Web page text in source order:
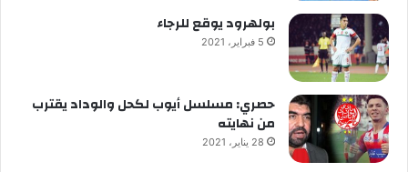
بولهرود يوقع للرجاء
5 فبراير، 2021
حصري: مسلسل أيوب لكحل والوداد يقترب
من نهايته
28 يناير، 2021